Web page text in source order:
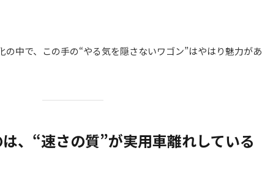
の中で、この手の“やる気を隠さないワゴン”はやはり魅力があ
、“速さの質”が実用車離れしている